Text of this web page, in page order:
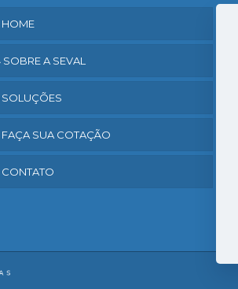
HOME
SOBRE A SEVAL
SOLUÇÕES
FAÇA SUA COTAÇÃO
CONTATO